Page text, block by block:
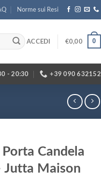
Norme sui Resi
ACCEDI €0,00 0
- 20:30 +39 090 632152
Candela
Jutta Maison